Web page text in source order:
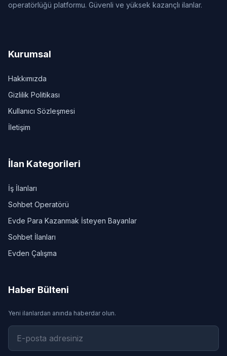
operatörlüğü platformu. Güvenli ve yüksek kazançlı ilanlar.
Kurumsal
Hakkımızda
Gizlilik Politikası
Kullanıcı Sözleşmesi
İletişim
İlan Kategorileri
İş İlanları
Sohbet Operatörü
Evde Para Kazanmak İsteyen Bayanlar
Sohbet İlanları
Evden Çalışma
Haber Bülteni
Yeni ilanlardan anında haberdar olun.